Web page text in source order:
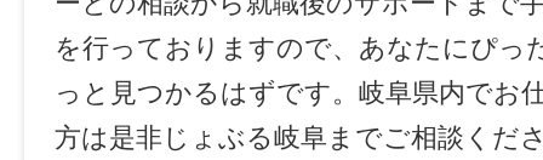
を行っておりますので、あなたにぴっ
っと見つかるはずです。岐阜県内でお
方は是非じょぶる岐阜までご相談くだ